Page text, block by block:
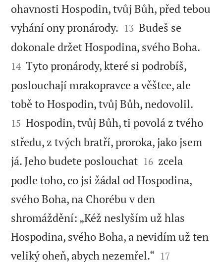
ohavnosti Hospodin, tvůj Bůh, před tebou
vyhání ony pronárody. 

13 Budeš se
dokonale držet Hospodina, svého Boha.
14 Tyto pronárody, které si podrobíš,
poslouchají mrakopravce a věštce, ale
tobě to Hospodin, tvůj Bůh, nedovolil.
15 Hospodin, tvůj Bůh, ti povolá z tvého
středu, z tvých bratří, proroka, jako jsem
já. Jeho budete poslouchat
16 zcela
podle toho, co jsi žádal od Hospodina,
svého Boha, na Chorébu v den
shromáždění: „Kéž neslyším už hlas
Hospodina, svého Boha, a nevidím už ten
veliký oheň, abych nezemřel.“ 

17